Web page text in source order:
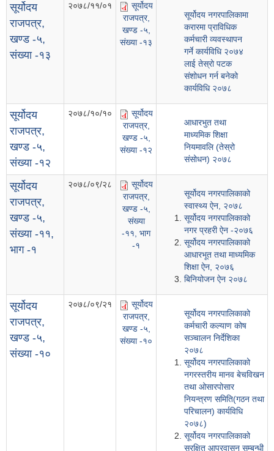
सूर्योदय
राजपत्र,
खण्ड -५,
संख्या -१३
२०७८/११/०१
सूर्योदय
राजपत्र,
खण्ड -५,
संख्या -१३
सूर्योदय नगरपालिकामा
करारमा प्राविधिक
कर्मचारी व्यवस्थापन
गर्ने कार्यविधि २०७४
लाई तेस्रो पटक
संशोधन गर्न बनेको
कार्यविधि २०७८
सूर्योदय
राजपत्र,
खण्ड -५,
संख्या -१२
२०७८/१०/१०
सूर्योदय
राजपत्र,
खण्ड -५,
संख्या -१२
आधारभुत तथा
माध्यमिक शिक्षा
नियमावलि (तेस्रो
संसोधन) २०७८
सूर्योदय
राजपत्र,
खण्ड -५,
संख्या -११,
भाग -१
२०७८/०९/२८
सूर्योदय
राजपत्र,
खण्ड -५,
संख्या
-११, भाग
-१
सूर्योदय नगरपालिकाको
स्वास्थ्य ऐन, २०७८
सूर्योदय नगरपालिकाको
नगर प्रहरी ऐन -२०७६
सूर्योदय नगरपालिकाको
आधारभूत तथा माध्यमिक
शिक्षा ऐन, २०७६
बिनियोजन ऐन २०७८
सूर्योदय
राजपत्र,
खण्ड -५,
संख्या -१०
२०७८/०९/२१
सूर्योदय
राजपत्र,
खण्ड -५,
संख्या -१०
सूर्योदय नगरपालिकाको
कर्मचारी कल्याण कोष
सञ्चालन निर्देशिका
२०७८
सूर्योदय नगरपालिकाको
नगरस्तरीय मानव बेचविखन
तथा ‌ओसारपोसार
नियन्त्रण समिति(गठन तथा
परिचालन) कार्यविधि
२०७८)
सूर्योदय नगरपालिकाको
सुरक्षित आप्रवासन सम्बन्धी